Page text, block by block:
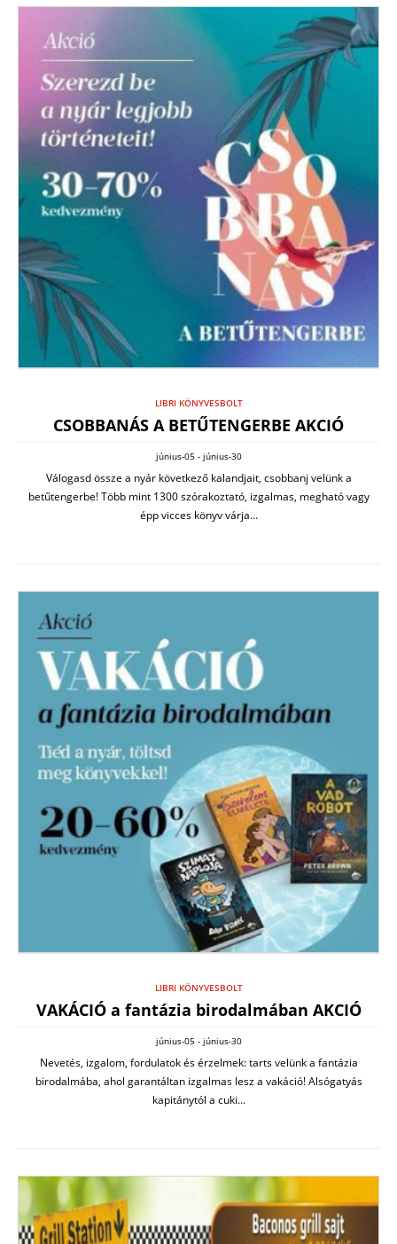
LIBRI KÖNYVESBOLT
CSOBBANÁS A BETŰTENGERBE AKCIÓ
június-05 - június-30
Válogasd össze a nyár következő kalandjait, csobbanj velünk a
betűtengerbe! Több mint 1300 szórakoztató, izgalmas, megható vagy
épp vicces könyv várja...
LIBRI KÖNYVESBOLT
VAKÁCIÓ a fantázia birodalmában AKCIÓ
június-05 - június-30
Nevetés, izgalom, fordulatok és érzelmek: tarts velünk a fantázia
birodalmába, ahol garantáltan izgalmas lesz a vakáció! Alsógatyás
kapitánytól a cuki...